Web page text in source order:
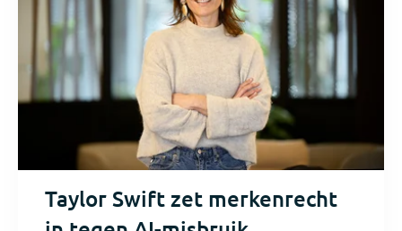
Taylor Swift zet merkenrecht